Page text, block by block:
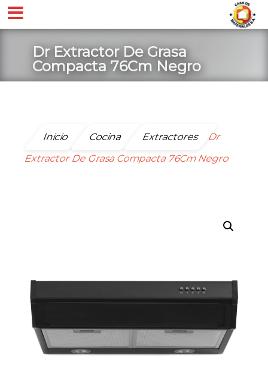
Dr Extractor De Grasa
Compacta 76Cm Negro
Inicio Cocina Extractores
Dr
Extractor De Grasa Compacta 76Cm Negro